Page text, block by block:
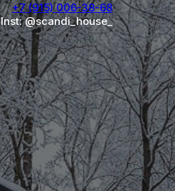
+7 (915) 006-38-68
Inst: @scandi_house_